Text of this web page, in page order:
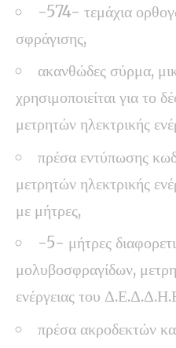
-574- τεμάχια
σφράγισης,
ακανθώδες σύρμα,
χρησιμοποιείται για το
μετρητών ηλεκτρικής
πρέσα εντύπωσης
μετρητών ηλεκτρικής
με μήτρες,
-5- μήτρες
μολυβοσφραγίδων,
ενέργειας του
πρέσα ακροδεκτών